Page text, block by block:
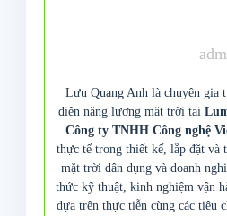
Lưu Quang Anh là chuyên gia
điện năng lượng mặt trời tại
Công ty TNHH Công nghệ
thực tế trong thiết kế, lắp đặt và
mặt trời dân dụng và doanh
thức kỹ thuật, kinh nghiệm vận
dựa trên thực tiễn cùng các tiêu